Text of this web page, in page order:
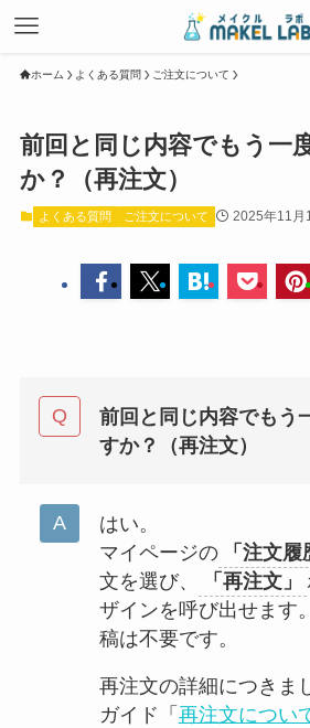
ホーム よくある質問 ご注文について
前回と同じ内容でもう一
か？（再注文）
よくある質問 ご注文について 2025年11月
前回と同じ内容でもう
すか？（再注文）
はい。
マイページの
「注文履
文を選び、
「再注文」
ザインを呼び出せます
稿は不要です。
再注文の詳細につきま
ガイド「 再注文につい